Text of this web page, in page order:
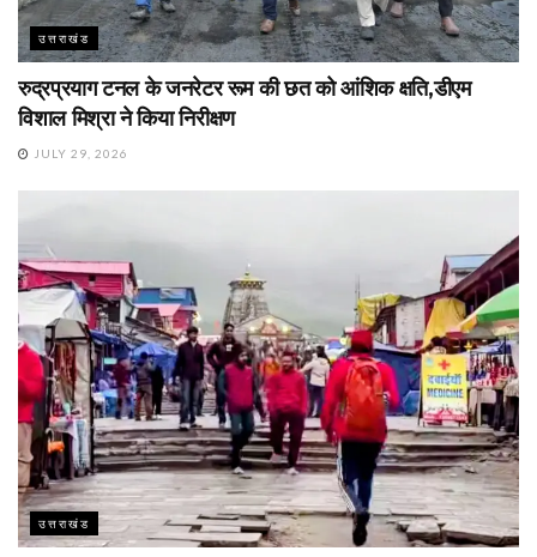
उत्तराखंड
रुद्रप्रयाग टनल के जनरेटर रूम की छत को आंशिक क्षति,डीएम
विशाल मिश्रा ने किया निरीक्षण
JULY 29, 2026
उत्तराखंड